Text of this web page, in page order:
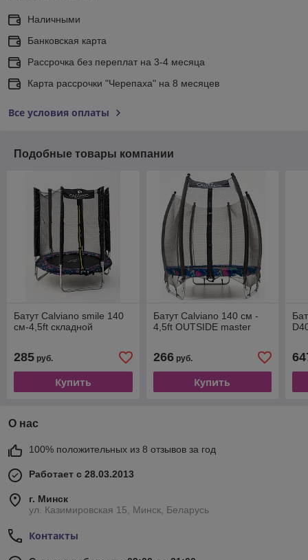
Наличными
Банковская карта
Рассрочка без переплат на 3-4 месяца
Карта рассрочки "Черепаха" на 8 месяцев
Все условия оплаты
Подобные товары компании
Батут Calviano smile 140
см-4,5ft складной
285 руб.
Купить
Батут Calviano 140 см -
4,5ft OUTSIDE master
266руб.
Купить
О нас
100% положительных из 8 отзывов за год
Работает с 28.03.2013
г. Минск
ул. Казимировская 15, Минск, Беларусь
Контакты